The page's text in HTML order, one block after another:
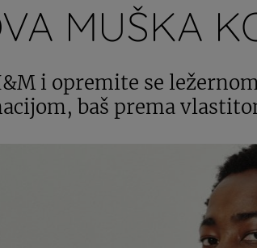
MUŠKA
i opremite se
baš prema